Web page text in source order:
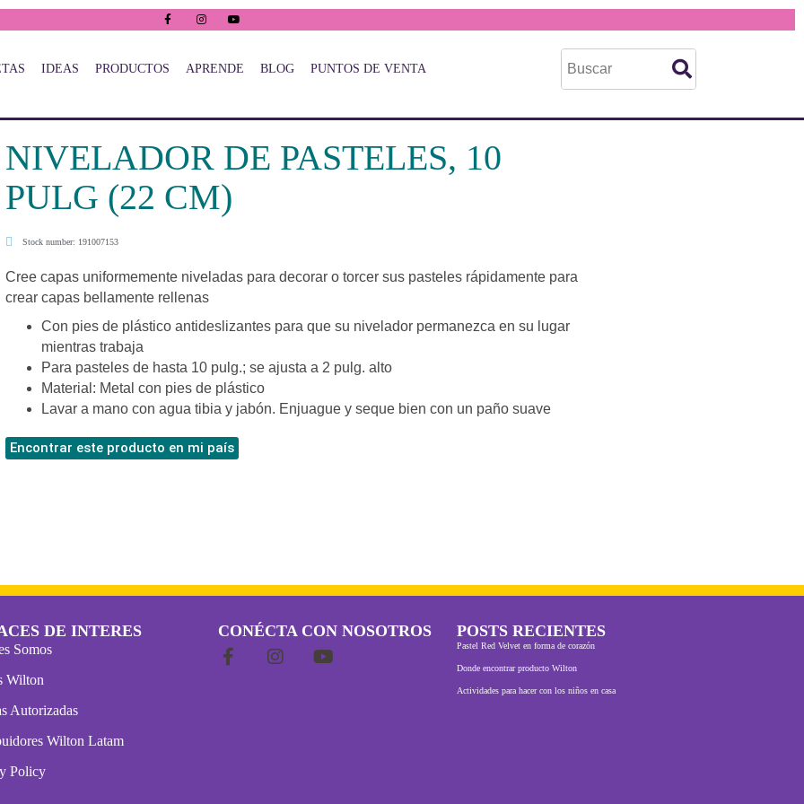
IDEAS PRODUCTOS APRENDE BLOG PUNTOS DE VENTA
NIVELADOR DE PASTELES, 10
PULG (22 CM)
Stock number: 191007153
Cree capas uniformemente niveladas para decorar o torcer sus pasteles rápidamente para
crear capas bellamente rellenas
Con pies de plástico antideslizantes para que su nivelador permanezca en su lugar
mientras trabaja
Para pasteles de hasta 10 pulg.; se ajusta a 2 pulg. alto
Material: Metal con pies de plástico
Lavar a mano con agua tibia y jabón. Enjuague y seque bien con un paño suave
Encontrar este producto en mi país
DE INTERES
Somos
Wilton
Autorizadas
Wilton Latam
Policy
CONÉCTA CON NOSOTROS POSTS RECIENTES
Pastel Red Velvet en forma de corazón
Donde encontrar producto Wilton
Actividades para hacer con los niños en casa